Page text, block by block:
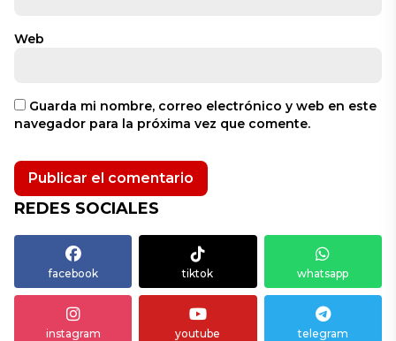
Web
Guarda mi nombre, correo electrónico y web en este
navegador para la próxima vez que comente.
REDES SOCIALES
facebook tiktok whatsapp
instagram youtube telegram